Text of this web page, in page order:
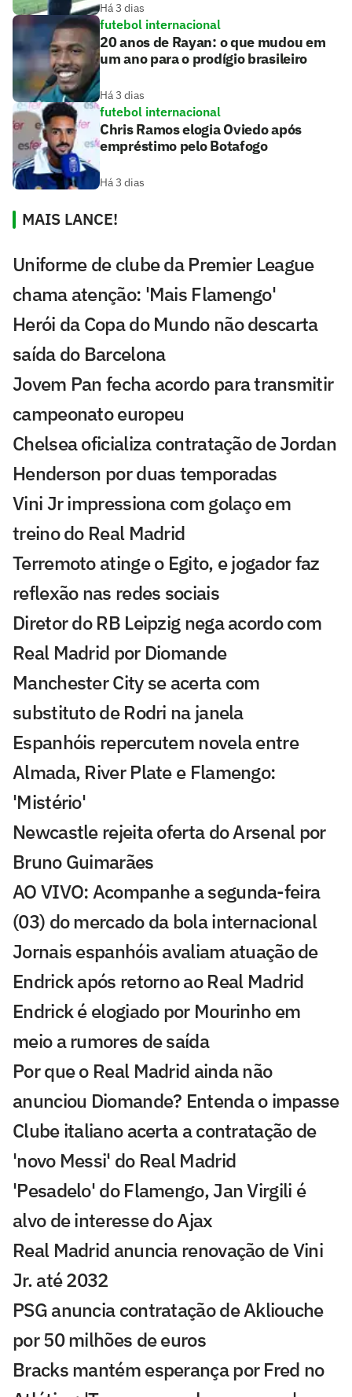
Há 3 dias
futebol internacional
20 anos de Rayan: o que mudou em
um ano para o prodígio brasileiro
Há 3 dias
futebol internacional
Chris Ramos elogia Oviedo após
empréstimo pelo Botafogo
Há 3 dias
MAIS LANCE!
Uniforme de clube da Premier League
chama atenção: 'Mais Flamengo'
Herói da Copa do Mundo não descarta
saída do Barcelona
Jovem Pan fecha acordo para transmitir
campeonato europeu
Chelsea oficializa contratação de Jordan
Henderson por duas temporadas
Vini Jr impressiona com golaço em
treino do Real Madrid
Terremoto atinge o Egito, e jogador faz
reflexão nas redes sociais
Diretor do RB Leipzig nega acordo com
Real Madrid por Diomande
Manchester City se acerta com
substituto de Rodri na janela
Espanhóis repercutem novela entre
Almada, River Plate e Flamengo:
'Mistério'
Newcastle rejeita oferta do Arsenal por
Bruno Guimarães
AO VIVO: Acompanhe a segunda-feira
(03) do mercado da bola internacional
Jornais espanhóis avaliam atuação de
Endrick após retorno ao Real Madrid
Endrick é elogiado por Mourinho em
meio a rumores de saída
Por que o Real Madrid ainda não
anunciou Diomande? Entenda o impasse
Clube italiano acerta a contratação de
'novo Messi' do Real Madrid
'Pesadelo' do Flamengo, Jan Virgili é
alvo de interesse do Ajax
Real Madrid anuncia renovação de Vini
Jr. até 2032
PSG anuncia contratação de Akliouche
por 50 milhões de euros
Bracks mantém esperança por Fred no